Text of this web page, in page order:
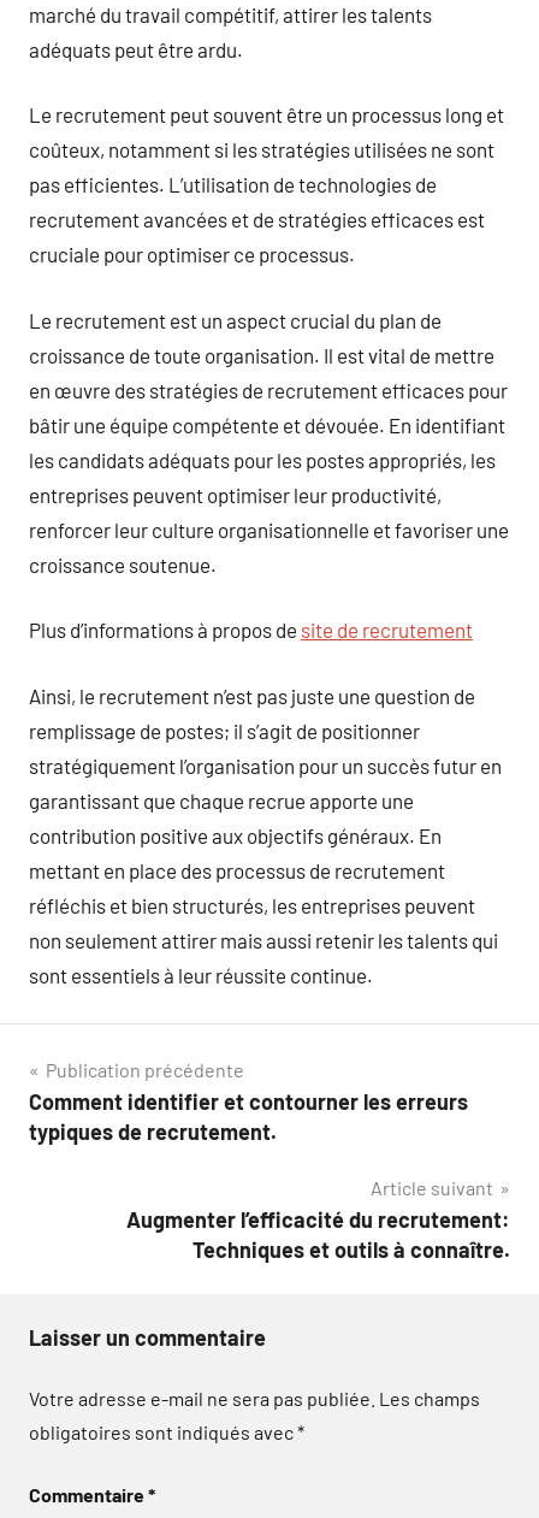
marché du travail compétitif, attirer les talents
adéquats peut être ardu.
Le recrutement peut souvent être un processus long et
coûteux, notamment si les stratégies utilisées ne sont
pas efficientes. L’utilisation de technologies de
recrutement avancées et de stratégies efficaces est
cruciale pour optimiser ce processus.
Le recrutement est un aspect crucial du plan de
croissance de toute organisation. Il est vital de mettre
en œuvre des stratégies de recrutement efficaces pour
bâtir une équipe compétente et dévouée. En identifiant
les candidats adéquats pour les postes appropriés, les
entreprises peuvent optimiser leur productivité,
renforcer leur culture organisationnelle et favoriser une
croissance soutenue.
Plus d’informations à propos de site de recrutement
Ainsi, le recrutement n’est pas juste une question de
remplissage de postes; il s’agit de positionner
stratégiquement l’organisation pour un succès futur en
garantissant que chaque recrue apporte une
contribution positive aux objectifs généraux. En
mettant en place des processus de recrutement
réfléchis et bien structurés, les entreprises peuvent
non seulement attirer mais aussi retenir les talents qui
sont essentiels à leur réussite continue.
Navigation
de
Publication précédente
Comment identifier et contourner les erreurs
typiques de recrutement.
Article suivant
Augmenter l’efficacité du recrutement:
Techniques et outils à connaître.
Laisser un commentaire
Votre adresse e-mail ne sera pas publiée. Les champs
obligatoires sont indiqués avec*
Commentaire*